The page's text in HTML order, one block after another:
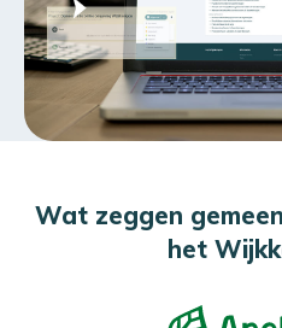
Wat zeggen
het